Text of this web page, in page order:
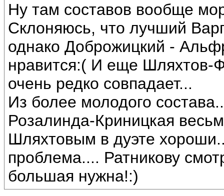
Ну там составов вообще
Склоняюсь, что лучший
однако Доброжицкий -
нравится:( И еще Шляхтов-
очень редко совпадает...
Из более молодого
Розалинда-Криницкая
Шляхтовым в дуэте
проблема.... Ратникову
большая нужна!:)